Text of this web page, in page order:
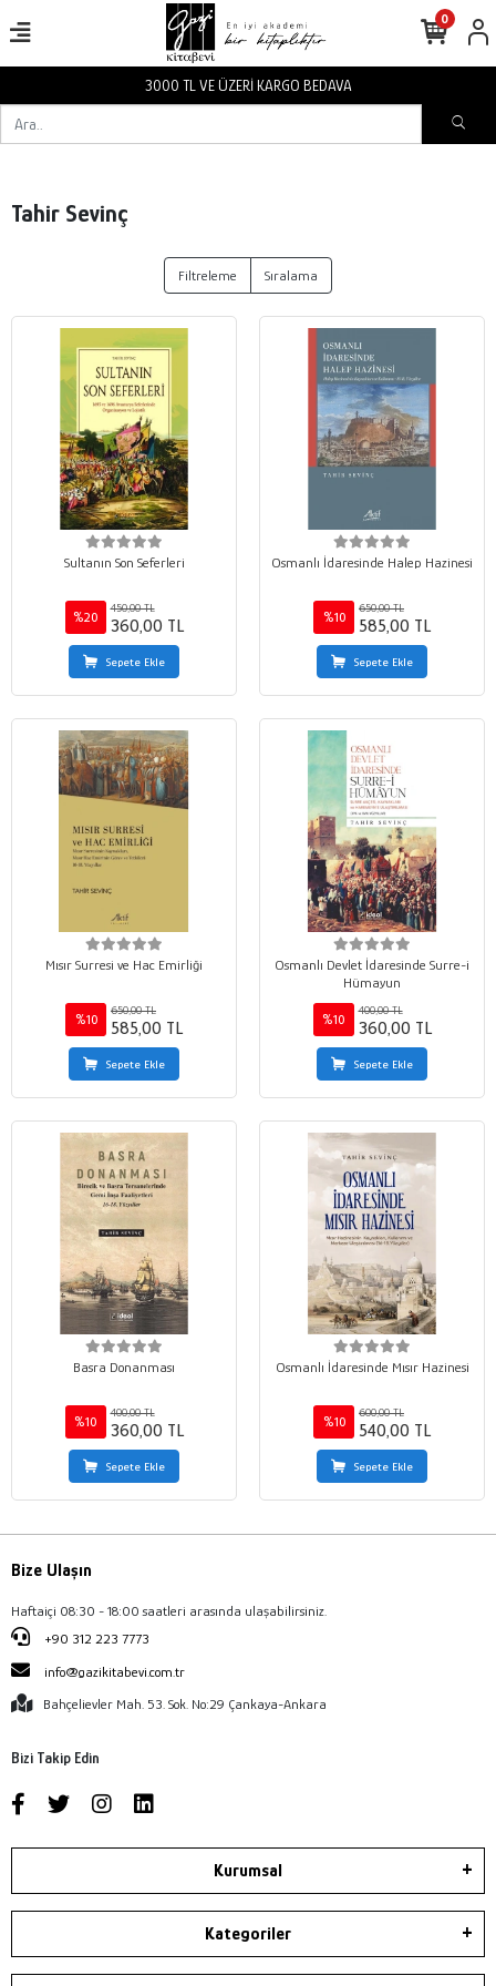
3000 TL VE ÜZERİ KARGO BEDAVA
0
Tahir Sevinç
Filtreleme Sıralama
Sultanın Son Seferleri
%20
450,00 TL
360,00 TL
Sepete Ekle
Osmanlı İdaresinde Halep Hazinesi
%10
650,00 TL
585,00 TL
Sepete Ekle
Mısır Surresi ve Hac Emirliği
%10
650,00 TL
585,00 TL
Sepete Ekle
Osmanlı Devlet İdaresinde Surre-i
Hümayun
%10
400,00 TL
360,00 TL
Sepete Ekle
Basra Donanması
%10
400,00 TL
360,00 TL
Sepete Ekle
Osmanlı İdaresinde Mısır Hazinesi
%10
600,00 TL
540,00 TL
Sepete Ekle
Bize Ulaşın
Haftaiçi 08:30 - 18:00 saatleri arasında ulaşabilirsiniz.
+90 312 223 7773
info@gazikitabevi.com.tr
Bahçelievler Mah. 53. Sok. No:29 Çankaya-Ankara
Bizi Takip Edin
Kurumsal
Kategoriler